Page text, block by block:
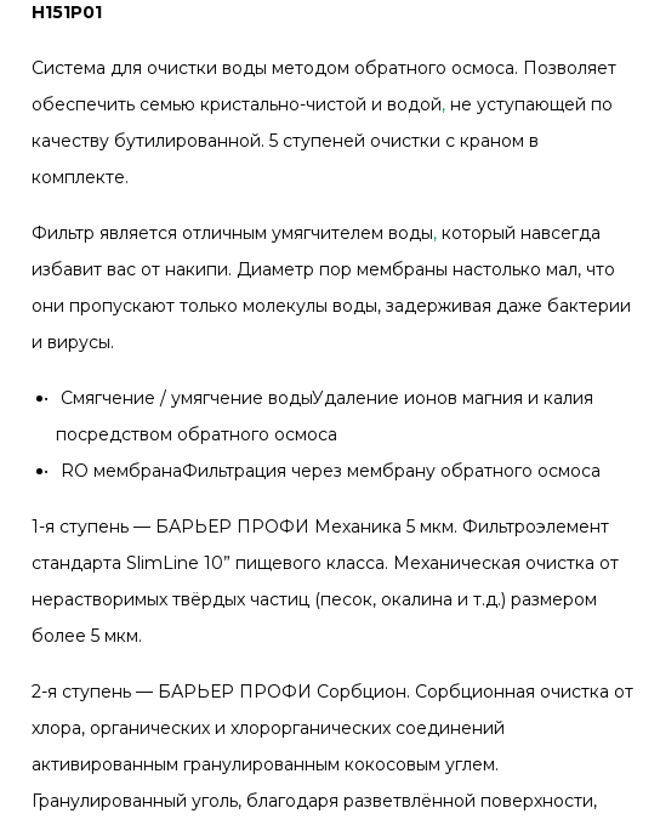
Н151Р01
Система для очистки воды методом обратного осмоса. Позволяет
обеспечить семью кристально-чистой и водой, не уступающей по
качеству бутилированной. 5 ступеней очистки с краном в
комплекте.
Фильтр является отличным умягчителем воды, который навсегда
избавит вас от накипи. Диаметр пор мембраны настолько мал, что
они пропускают только молекулы воды, задерживая даже бактерии
и вирусы.
Смягчение / умягчение водыУдаление ионов магния и калия
посредством обратного осмоса
RO мембранаФильтрация через мембрану обратного осмоса
1-я ступень — БАРЬЕР ПРОФИ Механика 5 мкм. Фильтроэлемент
стандарта SlimLine 10” пищевого класса. Механическая очистка от
нерастворимых твёрдых частиц (песок, окалина и т.д.) размером
более 5 мкм.
2-я ступень — БАРЬЕР ПРОФИ Сорбцион. Сорбционная очистка от
хлора, органических и хлорорганических соединений
активированным гранулированным кокосовым углем.
Гранулированный уголь, благодаря разветвлённой поверхности,